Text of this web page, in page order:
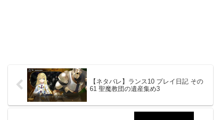
【ネタバレ】ランス10 プレイ日記 その
61 聖魔教団の遺産集め3